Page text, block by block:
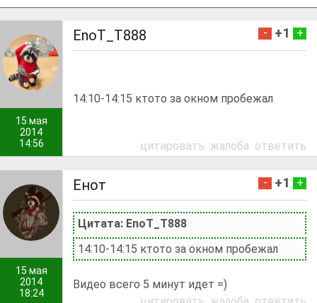
15 мая
2014
14:56
EnoT_T888 - +1 +
14:10-14:15 ктото за окном пробежал
цитировать жалоба ответить
15 мая
2014
18:24
Енот - +1 +
Цитата: EnoT_T888
14:10-14:15 ктото за окном пробежал
Видео всего 5 минут идет =)